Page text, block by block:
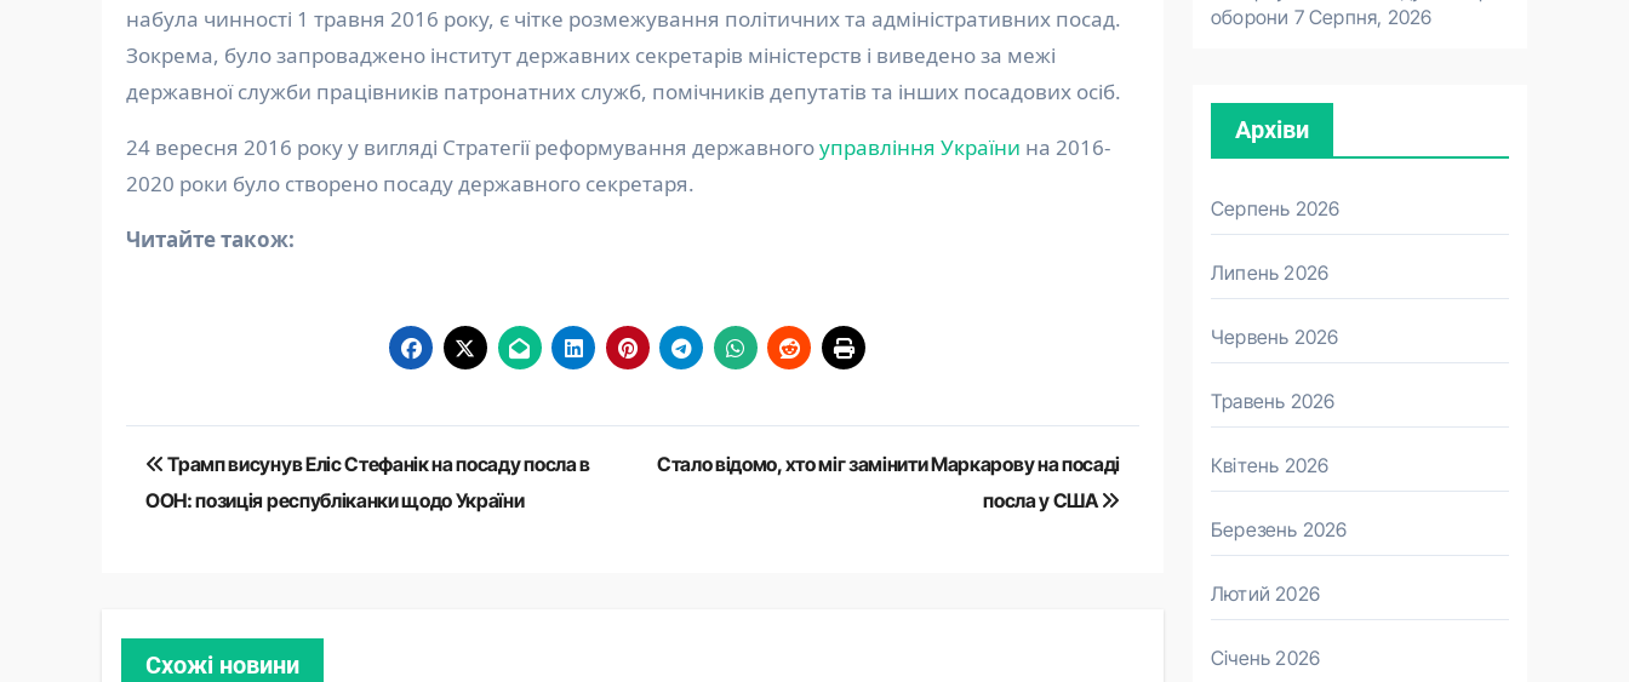
набула чинності 1 травня 2016 року, є чітке розмежування політичних та адміністративних посад.
Зокрема, було запроваджено інститут державних секретарів міністерств і виведено за межі
державної служби працівників патронатних служб, помічників депутатів та інших посадових осіб.
24 вересня 2016 року у вигляді Стратегії реформування державногоуправління України на 2016-
2020 роки було створено посаду державного секретаря.
Читайте також:
Навігація
записів
Трамп висунув Еліс Стефанік на посаду посла в
ООН: позиція республіканки щодо України
Стало відомо, хто міг замінити Маркарову на посаді
посла у США
Схожі новини
оборони 7 Серпня, 2026
Архіви
Серпень 2026
Липень 2026
Червень 2026
Травень 2026
Квітень 2026
Березень 2026
Лютий 2026
Січень 2026